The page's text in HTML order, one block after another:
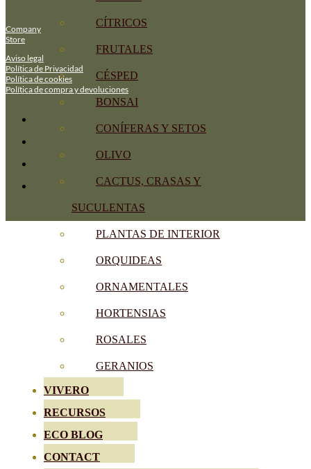
CÍTRICOS
FRUTALES
CÉSPED
BONSAI
CONÍFERAS Y SETOS
OLIVO
CACTUS, CRASAS Y
SUCULENTAS
PLANTAS DE INTERIOR
ORQUIDEAS
ORNAMENTALES
HORTENSIAS
ROSALES
GERANIOS
VIVERO
RECURSOS
ECO BLOG
CONTACT
Company
Store
Aviso legal
Política de Privacidad
Política de cookies
Política de compra y devoluciones